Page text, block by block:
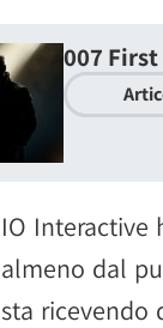
007
IO Interactive
almeno dal
sta ricevendo